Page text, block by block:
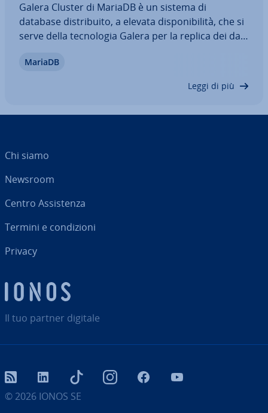
Galera Cluster di MariaDB è un sistema di
database di­stri­bui­to, a elevata di­spo­ni­bi­li­tà, che si
serve della tec­no­lo­gia Galera per la replica dei dati.
gestire con­tem­po­ra­nea­men­te ope­ra­zio­ni di lettura
MariaDB
Leggi di più
Il tuo partner digitale
Chi siamo
Newsroom
Centro As­si­sten­za
Termini e con­di­zio­ni
Privacy
© 2026 IONOS SE
RSS LinkedIn tiktok InstagramFacebook